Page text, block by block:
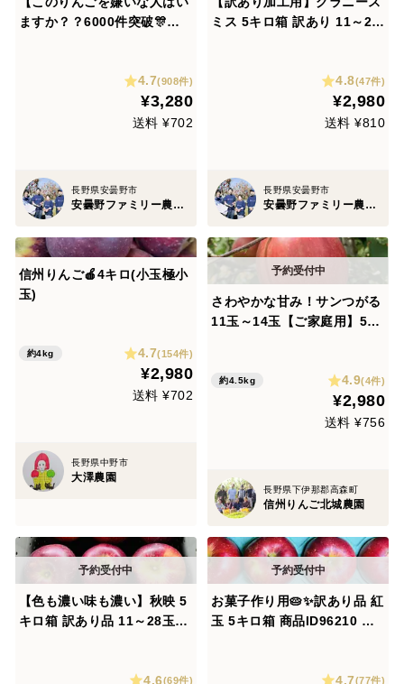
ますか？？6000件突破🎊】
甘い 信州 リンゴ 幻 幻のリン
4.7(908件)
¥3,280
送料 ¥702
長野県安曇野市
安曇野ファミリー農産 果物部門4年連続1位&殿堂入り&りんごグランプリ2025最高金賞1位 信州りんご 幻のりんご
ミス 5キロ箱 訳あり 11～28
ンゴ 予約 希少 旬 お菓子作り
4.8(47件)
¥2,980
送料 ¥810
長野県安曇野市
安曇野ファミリー農産 果物部門4年連続1位&殿堂入り&りんごグランプリ2025最高金賞1位 信州りんご 幻のりんご
信州りんご🍎4キロ(小玉極小
玉)
約4kg 4.7(154件)
¥2,980
送料 ¥702
長野県中野市
大澤農園
さわやかな甘み！サンつがる
11玉～14玉【ご家庭用】5Kg
約4.5kg 4.9(4件)
¥2,980
送料 ¥756
長野県下伊那郡高森町
信州りんご北城農園
【色も濃い味も濃い】秋映 5
キロ箱 訳あり品 11～28玉サ
4.6(69件)
お菓子作り用🥧✨訳あり品 紅
玉 5キロ箱 商品ID96210 長
4.7(77件)